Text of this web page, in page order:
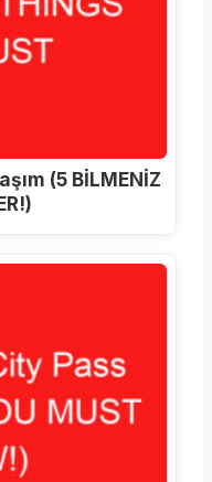
(5 BİLMENİZ